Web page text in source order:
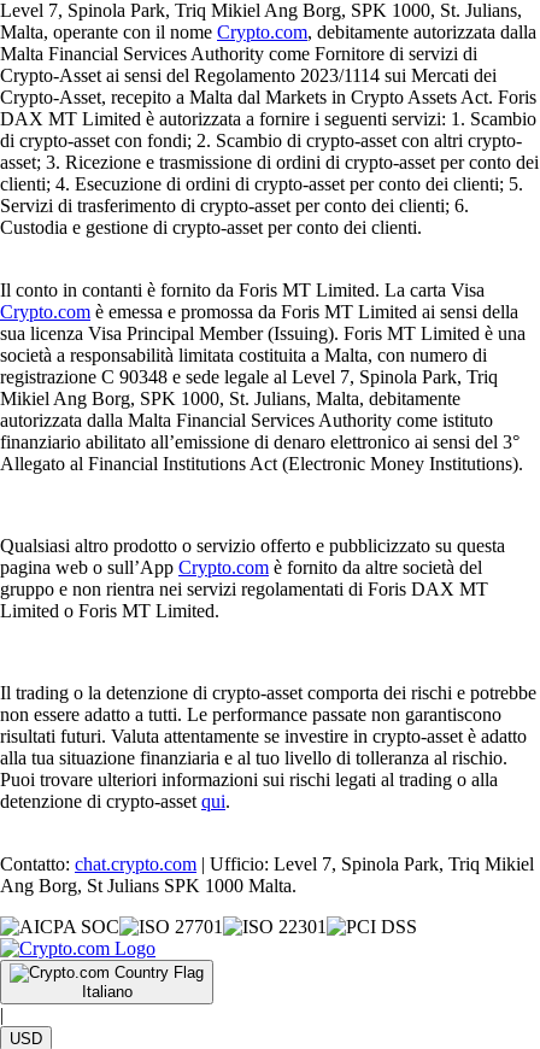
Level 7, Spinola Park, Triq Mikiel Ang Borg, SPK 1000, St. Julians,
Malta, operante con il nome Crypto.com, debitamente autorizzata dalla
Malta Financial Services Authority come Fornitore di servizi di
Crypto-Asset ai sensi del Regolamento 2023/1114 sui Mercati dei
Crypto-Asset, recepito a Malta dal Markets in Crypto Assets Act. Foris
DAX MT Limited è autorizzata a fornire i seguenti servizi: 1. Scambio
di crypto-asset con fondi; 2. Scambio di crypto-asset con altri crypto-
asset; 3. Ricezione e trasmissione di ordini di crypto-asset per conto dei
clienti; 4. Esecuzione di ordini di crypto-asset per conto dei clienti; 5.
Servizi di trasferimento di crypto-asset per conto dei clienti; 6.
Custodia e gestione di crypto-asset per conto dei clienti.
Il conto in contanti è fornito da Foris MT Limited. La carta Visa
Crypto.com è emessa e promossa da Foris MT Limited ai sensi della
sua licenza Visa Principal Member (Issuing). Foris MT Limited è una
società a responsabilità limitata costituita a Malta, con numero di
registrazione C 90348 e sede legale al Level 7, Spinola Park, Triq
Mikiel Ang Borg, SPK 1000, St. Julians, Malta, debitamente
autorizzata dalla Malta Financial Services Authority come istituto
finanziario abilitato all’emissione di denaro elettronico ai sensi del 3°
Allegato al Financial Institutions Act (Electronic Money Institutions).
Qualsiasi altro prodotto o servizio offerto e pubblicizzato su questa
pagina web o sull’App Crypto.com è fornito da altre società del
gruppo e non rientra nei servizi regolamentati di Foris DAX MT
Limited o Foris MT Limited.
Il trading o la detenzione di crypto-asset comporta dei rischi e potrebbe
non essere adatto a tutti. Le performance passate non garantiscono
risultati futuri. Valuta attentamente se investire in crypto-asset è adatto
alla tua situazione finanziaria e al tuo livello di tolleranza al rischio.
Puoi trovare ulteriori informazioni sui rischi legati al trading o alla
detenzione di crypto-asset qui.
Contatto: chat.crypto.com | Ufficio: Level 7, Spinola Park, Triq Mikiel
Ang Borg, St Julians SPK 1000 Malta.
Italiano
|
USD